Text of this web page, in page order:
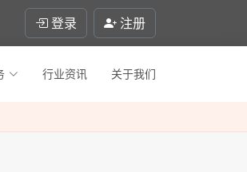
登录 注册
行业资讯 关于我们